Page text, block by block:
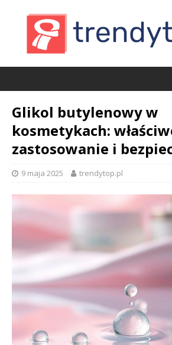
Glikol butylenowy w
kosmetykach:
zastosowanie i
9 maja 2025 trendytop.pl